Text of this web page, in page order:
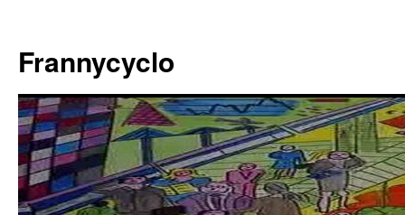
contenu
Frannycyclo